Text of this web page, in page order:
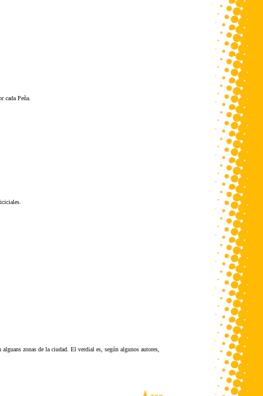
cada Peña.
alguans zonas de la ciudad. El verdial es, según algunos autores,